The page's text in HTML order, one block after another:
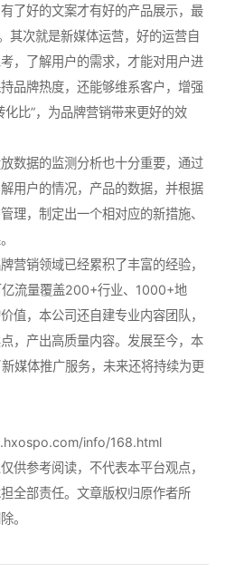
了好的文案才有好的产品展示，最
其次就是新媒体运营，好的运营自
，了解用户的需求，才能对用户进
品牌热度，还能够维系客户，增强
比”，为品牌营销带来更好的效
数据的监测分析也十分重要，通过
用户的情况，产品的数据，并根据
理，制定出一个相对应的新措施、
营销领域已经累积了丰富的经验，
流量覆盖200+行业、1000+地
值，本公司还自建专业内容团队，
，产出高质量内容。发展至今，本
媒体推广服务，未来还将持续为更
info/168.html
供参考阅读，不代表本平台观点，
全部责任。文章版权归原作者所
。